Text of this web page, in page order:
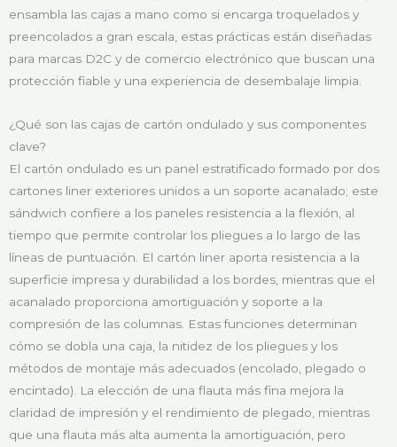
ensambla las cajas a mano como si encarga troquelados y
preencolados a gran escala, estas prácticas están diseñadas
para marcas D2C y de comercio electrónico que buscan una
protección fiable y una experiencia de desembalaje limpia.
¿Qué son las cajas de cartón ondulado y sus componentes
clave?
El cartón ondulado es un panel estratificado formado por dos
cartones liner exteriores unidos a un soporte acanalado; este
sándwich confiere a los paneles resistencia a la flexión, al
tiempo que permite controlar los pliegues a lo largo de las
líneas de puntuación. El cartón liner aporta resistencia a la
superficie impresa y durabilidad a los bordes, mientras que el
acanalado proporciona amortiguación y soporte a la
compresión de las columnas. Estas funciones determinan
cómo se dobla una caja, la nitidez de los pliegues y los
métodos de montaje más adecuados (encolado, plegado o
encintado). La elección de una flauta más fina mejora la
claridad de impresión y el rendimiento de plegado, mientras
que una flauta más alta aumenta la amortiguación, pero